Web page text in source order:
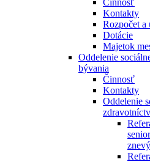
Činnosť
Kontakty
Rozpočet
Dotácie
Majetok
Oddelenie
bývania
Činnosť
Kontakty
Oddelenie